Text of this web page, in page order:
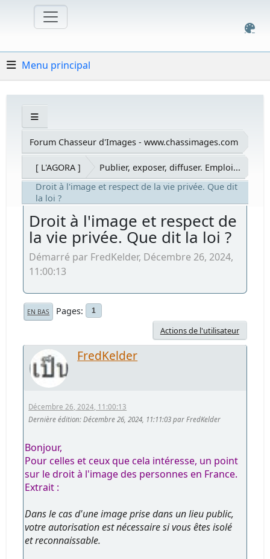
Menu principal
Forum Chasseur d'Images - www.chassimages.com
[ L'AGORA ]
Publier, exposer, diffuser. Emploi...
Droit à l'image et respect de la vie privée. Que dit
la loi ?
Droit à l'image et respect de
la vie privée. Que dit la loi ?
Démarré par FredKelder, Décembre 26, 2024,
11:00:13
EN BAS Pages 1
Actions de l'utilisateur
FredKelder
Décembre 26, 2024, 11:00:13
Dernière édition: Décembre 26, 2024, 11:11:03 par FredKelder
Bonjour,
Pour celles et ceux que cela intéresse, un point
sur le droit à l'image des personnes en France.
Extrait :
Dans le cas d'une image prise dans un lieu public,
votre autorisation est nécessaire si vous êtes isolé
et reconnaissable.